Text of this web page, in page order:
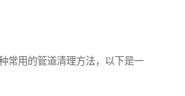
常用的管道清理方法，以下是一